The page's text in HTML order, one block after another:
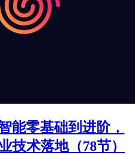
能零基础到进阶，
技术落地（78节）